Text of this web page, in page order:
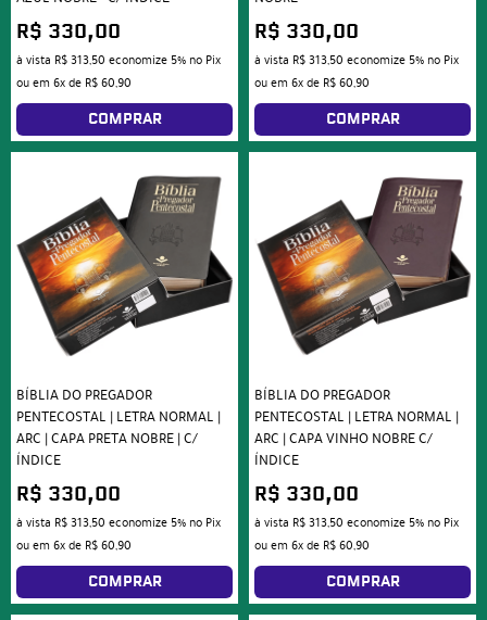
R$ 330,00
à vista R$ 313,50 economize 5% no Pix
ou em 6xde R$ 60,90
COMPRAR
R$ 330,00
à vista R$ 313,50 economize 5% no Pix
ou em 6xde R$ 60,90
COMPRAR
BÍBLIA DO PREGADOR
PENTECOSTAL | LETRA NORMAL |
ARC | CAPA PRETA NOBRE | C/
ÍNDICE
R$ 330,00
à vista R$ 313,50 economize 5% no Pix
ou em 6xde R$ 60,90
COMPRAR
BÍBLIA DO PREGADOR
PENTECOSTAL | LETRA NORMAL |
ARC | CAPA VINHO NOBRE C/
ÍNDICE
R$ 330,00
à vista R$ 313,50 economize 5% no Pix
ou em 6xde R$ 60,90
COMPRAR